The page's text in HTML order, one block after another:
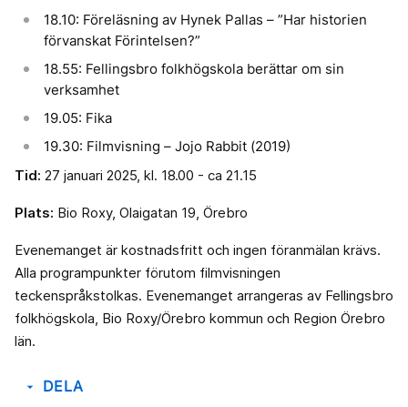
18.10: Föreläsning av Hynek Pallas – ”Har historien
förvanskat Förintelsen?”
18.55: Fellingsbro folkhögskola berättar om sin
verksamhet
19.05: Fika
19.30: Filmvisning – Jojo Rabbit (2019)
Tid: 27 januari 2025, kl. 18.00 - ca 21.15
Plats: Bio Roxy, Olaigatan 19, Örebro
Evenemanget är kostnadsfritt och ingen föranmälan krävs.
Alla programpunkter förutom filmvisningen
teckenspråkstolkas. Evenemanget arrangeras av Fellingsbro
folkhögskola, Bio Roxy/Örebro kommun och Region Örebro
län.
arrow_drop_down DELA